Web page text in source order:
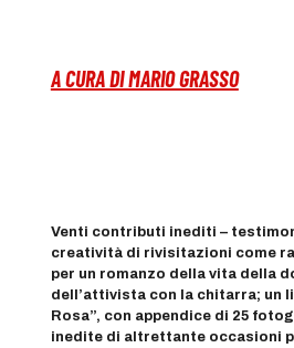
A CURA DI MARIO GRASSO
Venti contributi inediti –
creatività di rivisitazioni come
per un romanzo della vita della
dell’attivista con la chitarra; un
Rosa”, con appendice di 25
inedite di altrettante occasioni